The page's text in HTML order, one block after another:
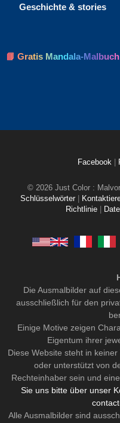
Geschichte & stories
📘 Gratis Mandala-Malbuch
Facebook
© 2026 Just Color :
Schlüsselwörter
Richtlinie
Die Ausmalbilder auf
ausschließlich für den
Einige Motive zeigen
Eigentum ihrer
Diese Website steht in
oder unterstützt von
Rechteinhaber sein und
Sie uns bitte über unser
Alle Ausmalbilder sind